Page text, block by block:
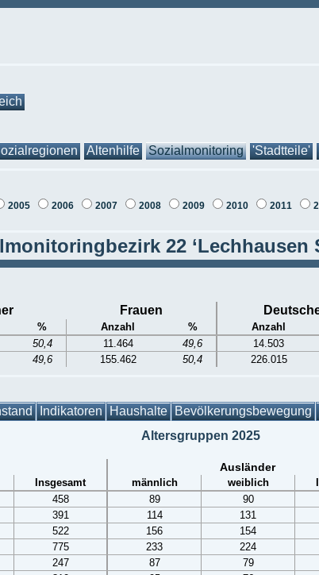
Altenhilfe Sozialmonitoring 'Stadtteile'
2005 2006 2007 2008 2009 2010 2011
22 ‘Lechhausen
Frauen
% Anzahl % Anzahl
50,4 11.464 49,6 14.503
49,6 155.462 50,4 226.015
Indikatoren Haushalte Bevölkerungsbewegung
Altersgruppen 2025
Ausländer
Insgesamt männlich weiblich
458 89 90
391 114 131
522 156 154
775 233 224
247 87 79